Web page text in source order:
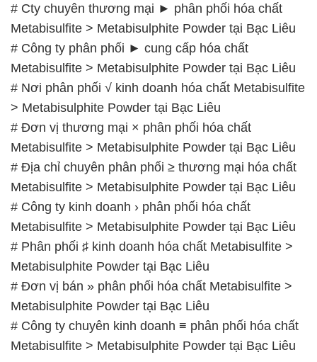
# Cty chuyên thương mại ► phân phối hóa chất
Metabisulfite > Metabisulphite Powder tại Bạc Liêu
# Công ty phân phối ► cung cấp hóa chất
Metabisulfite > Metabisulphite Powder tại Bạc Liêu
# Nơi phân phối √ kinh doanh hóa chất Metabisulfite
> Metabisulphite Powder tại Bạc Liêu
# Đơn vị thương mại × phân phối hóa chất
Metabisulfite > Metabisulphite Powder tại Bạc Liêu
# Địa chỉ chuyên phân phối ≥ thương mại hóa chất
Metabisulfite > Metabisulphite Powder tại Bạc Liêu
# Công ty kinh doanh › phân phối hóa chất
Metabisulfite > Metabisulphite Powder tại Bạc Liêu
# Phân phối ♯ kinh doanh hóa chất Metabisulfite >
Metabisulphite Powder tại Bạc Liêu
# Đơn vị bán » phân phối hóa chất Metabisulfite >
Metabisulphite Powder tại Bạc Liêu
# Công ty chuyên kinh doanh ≡ phân phối hóa chất
Metabisulfite > Metabisulphite Powder tại Bạc Liêu